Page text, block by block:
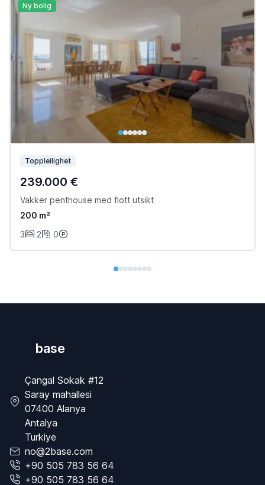
Ny bolig
Toppleilighet
239.000 €
Vakker penthouse med flott utsikt
200 m²
3
2 0
base
Çangal Sokak #12
Saray mahallesi
07400 Alanya
Antalya
Turkiye
no@2base.com
+90 505 783 56 64
+90 505 783 56 64